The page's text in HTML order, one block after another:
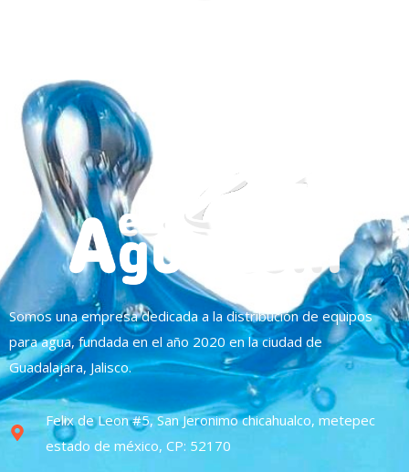
Somos una empresa dedicada a la distribución de equipos
para agua, fundada en el año 2020 en la ciudad de
Guadalajara, Jalisco.
Felix de Leon #5, San Jeronimo chicahualco, metepec
estado de méxico, CP: 52170